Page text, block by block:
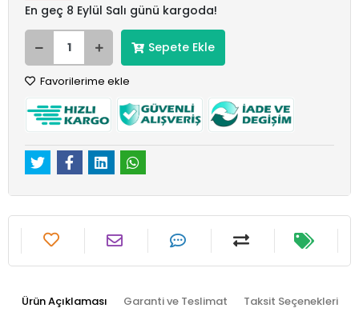
En geç 8 Eylül Salı günü kargoda!
Sepete Ekle
Favorilerime ekle
Ürün Açıklaması Garanti ve Teslimat Taksit Seçenekleri